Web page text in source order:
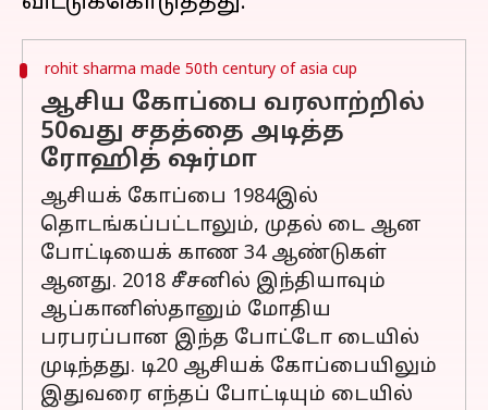
rohit sharma made 50th century of asia cup
ஆசிய கோப்பை வரலாற்றில்
50வது சதத்தை அடித்த
ரோஹித் ஷர்மா
ஆசியக் கோப்பை 1984இல்
தொடங்கப்பட்டாலும், முதல் டை ஆன
போட்டியைக் காண 34 ஆண்டுகள்
ஆனது. 2018 சீசனில் இந்தியாவும்
ஆப்கானிஸ்தானும் மோதிய
பரபரப்பான இந்த போட்டோ டையில்
முடிந்தது. டி20 ஆசியக் கோப்பையிலும்
இதுவரை எந்தப் போட்டியும் டையில்